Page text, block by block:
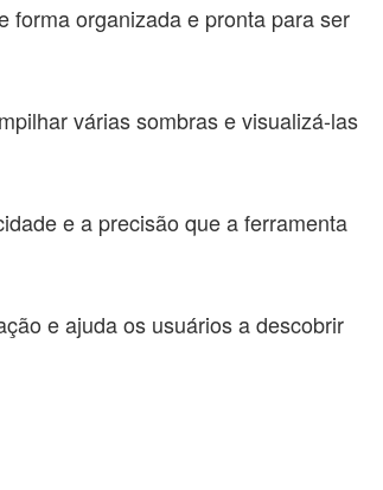
forma organizada e pronta para ser
várias sombras e visualizá-las
e a precisão que a ferramenta
e ajuda os usuários a descobrir